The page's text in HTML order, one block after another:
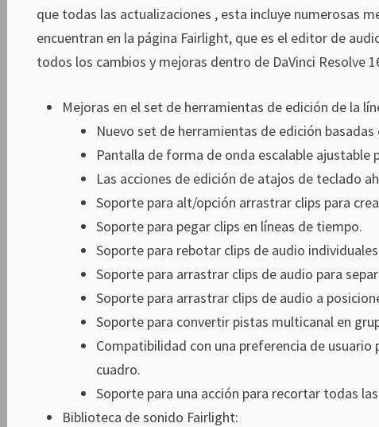
que todas las actualizaciones , esta incluye numerosas
encuentran en la página Fairlight, que es el editor de
todos los cambios y mejoras dentro de DaVinci Resolve
Mejoras en el set de herramientas de edición de la
Nuevo set de herramientas de edición
Pantalla de forma de onda escalable ajustable
Las acciones de edición de atajos de teclado
Soporte para alt/opción arrastrar clips para
Soporte para pegar clips en líneas de tiempo.
Soporte para rebotar clips de audio
Soporte para arrastrar clips de audio para
Soporte para arrastrar clips de audio a
Soporte para convertir pistas multicanal en
Compatibilidad con una preferencia de
cuadro.
Soporte para una acción para recortar todas
Biblioteca de sonido Fairlight: